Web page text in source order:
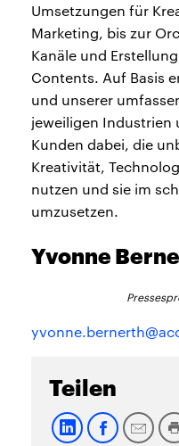
Umsetzungen für
Marketing, bis zur
Kanäle und
Contents. Auf Basis
und unserer
jeweiligen Industrien
Kunden dabei, die
Kreativität,
nutzen und sie im
umzusetzen.
Yvonne
Teilen